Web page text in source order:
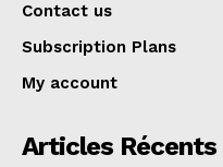
Contact us
Subscription Plans
My account
Articles Récents